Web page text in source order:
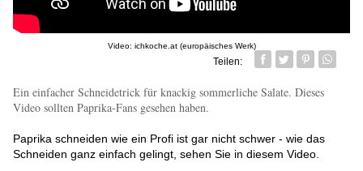
Video: ichkoche.at (europäisches Werk)
Teilen:
Facebook
TwitterPin it
Ein einfacher Schneidetrick für knackig sommerliche Salate. Dieses
Video sollten Paprika-Fans gesehen haben.
Paprika schneiden wie ein Profi ist gar nicht schwer - wie das
Schneiden ganz einfach gelingt, sehen Sie in diesem Video.